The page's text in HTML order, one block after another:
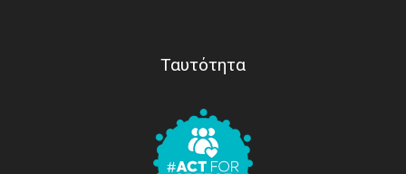
Ταυτότητα